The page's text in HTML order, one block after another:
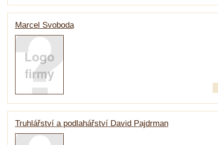
Marcel Svoboda
Truhlářství a podlahářství David Pajdrman